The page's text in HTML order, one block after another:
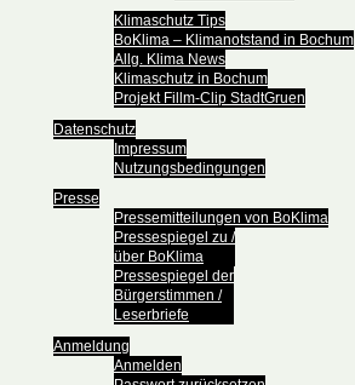
Klimaschutz Tips
BoKlima – Klimanotstand in Bochum
Allg. Klima News
Klimaschutz in Bochum
Projekt Fillm-Clip StadtGruen
Datenschutz
Impressum
Nutzungsbedingungen
Presse
Pressemitteilungen von BoKlima
Pressespiegel zu /
über BoKlima
Pressespiegel der
Bürgerstimmen /
Leserbriefe
Anmeldung
Anmelden